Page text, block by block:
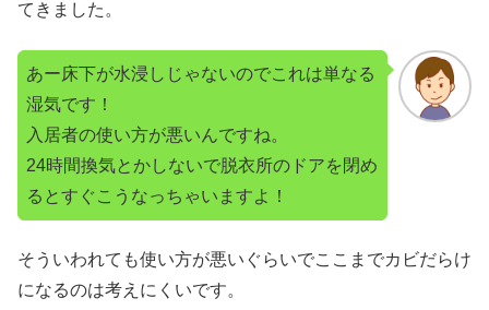
てきました。
あー床下が水浸しじゃないのでこれは単なる
湿気です！
入居者の使い方が悪いんですね。
24時間換気とかしないで脱衣所のドアを閉め
るとすぐこうなっちゃいますよ！
そういわれても使い方が悪いぐらいでここまでカビだらけ
になるのは考えにくいです。